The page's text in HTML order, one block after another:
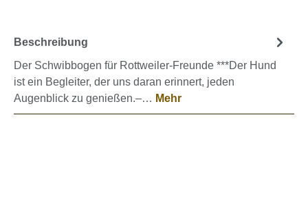
Beschreibung
Der Schwibbogen für Rottweiler-Freunde ***Der Hund
ist ein Begleiter, der uns daran erinnert, jeden
Augenblick zu genießen.–… Mehr